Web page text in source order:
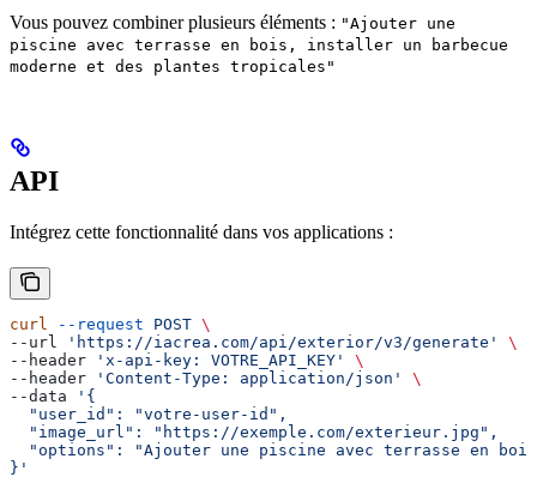
Vous pouvez combiner plusieurs éléments : "Ajouter une
piscine avec terrasse en bois, installer un barbecue
moderne et des plantes tropicales"
API
Intégrez cette fonctionnalité dans vos applications :
curl --request POST \
--url
'https://iacrea.com/api/exterior/v3/generate'
\
--header
'x-api-key: VOTRE_API_KEY'
\
--header
'Content-Type: application/json'
\
--data
'{
  "user_id": "votre-user-id",
  "image_url": "https://exemple.com/exterieur.jpg",
"options": "Ajouter une piscine avec terrasse en
}'